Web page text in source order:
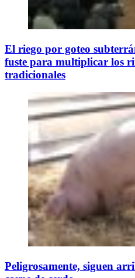
El riego por goteo
fuste para multiplicar los
tradicionales
Peligrosamente, siguen